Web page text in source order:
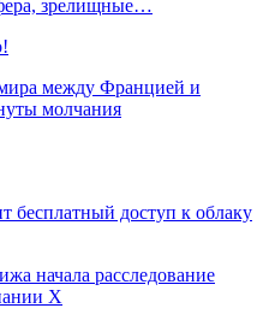
зрелищные…
между Францией и
молчания
бесплатный доступ к облаку
начала расследование
X